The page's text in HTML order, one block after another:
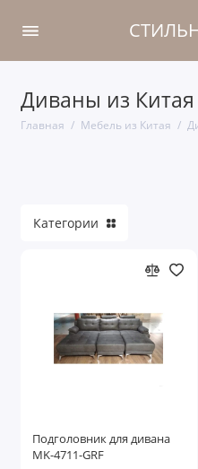
Диваны из Китая
Главная Мебель из Китая
Спальни из Китая
Гостиные из Китая
Показать все
Категории
Подголовник для дивана
MK-4711-GRF